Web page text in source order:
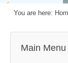
You are here:
Main Menu